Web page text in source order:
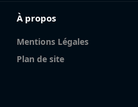
À propos
Mentions Légales
Plan de site